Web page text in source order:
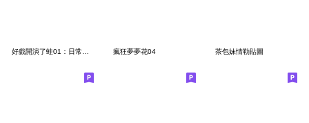
好戲開演了蛙01：日常好戲｜常用語|諧音 瘋狂夢夢花04 茶包妹情勒貼圖